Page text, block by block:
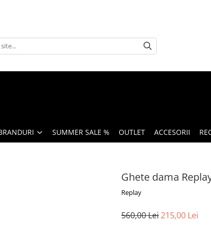
SUMMER SALE % OUTLET ACCESORII
Ghete dama
Replay
560,00 Lei215,00 Lei